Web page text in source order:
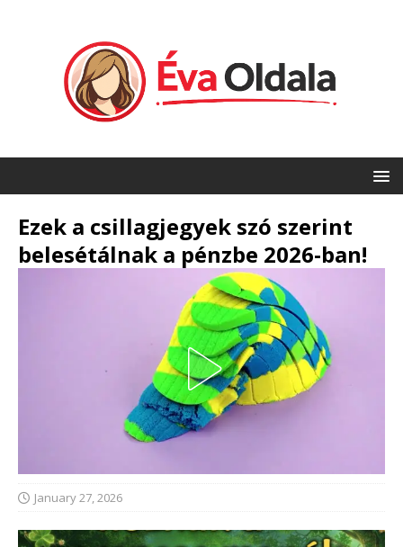
Ezek a csillagjegyek szó szerint
belesétálnak a pénzbe 2026-ban!
January 27, 2026